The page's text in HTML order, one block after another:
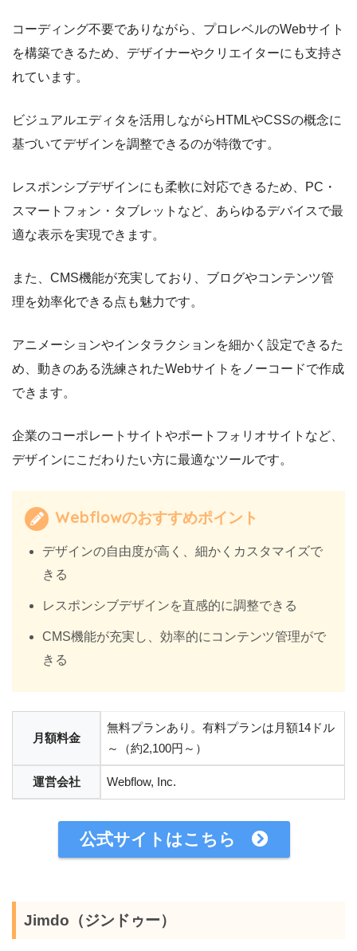
コーディング不要でありながら、プロレベルのWebサイト
を構築できるため、デザイナーやクリエイターにも支持さ
れています。
ビジュアルエディタを活用しながらHTMLやCSSの概念に
基づいてデザインを調整できるのが特徴です。
レスポンシブデザインにも柔軟に対応できるため、PC・
スマートフォン・タブレットなど、あらゆるデバイスで最
適な表示を実現できます。
また、CMS機能が充実しており、ブログやコンテンツ管
理を効率化できる点も魅力です。
アニメーションやインタラクションを細かく設定できるた
め、動きのある洗練されたWebサイトをノーコードで作成
できます。
企業のコーポレートサイトやポートフォリオサイトなど、
デザインにこだわりたい方に最適なツールです。
Webflowのおすすめポイント
デザインの自由度が高く、細かくカスタマイズで
きる
レスポンシブデザインを直感的に調整できる
CMS機能が充実し、効率的にコンテンツ管理がで
きる
月額料金
無料プランあり。有料プランは月額14ドル
～（約2,100円～）
運営会社 Webflow, Inc.
公式サイトはこちら
Jimdo（ジンドゥー）